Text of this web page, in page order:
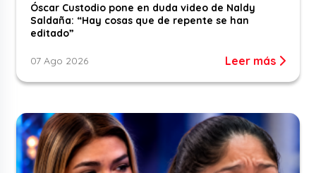
Óscar Custodio pone en duda video de Naldy
Saldaña: “Hay cosas que de repente se han
editado”
07 Ago 2026 Leer más